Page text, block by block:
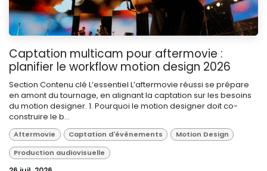
Captation multicam pour aftermovie :
planifier le workflow motion design 2026
Section Contenu clé L’essentiel L’aftermovie réussi se prépare
en amont du tournage, en alignant la captation sur les besoins
du motion designer. 1. Pourquoi le motion designer doit co-
construire le b...
Aftermovie Captation d'événements
Motion Design
Production audiovisuelle